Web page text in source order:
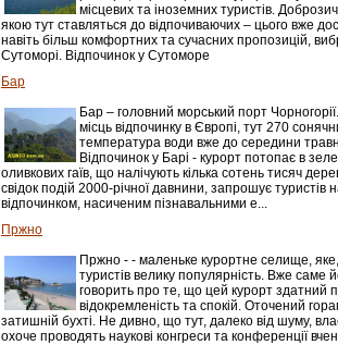
місцевих та іноземних туристів.
якою тут ставляться до відпочиваючих – цього вже
навіть більш комфортних та сучасних пропозицій,
Сутоморі. Відпочинок у Сутоморе
Бар
Бар – головний морський порт
місць відпочинку в Європі, тут 270
температура води вже до середини
Відпочинок у Барі - курорт потопає в
оливкових гаїв, що налічують кілька сотень тисяч
свідок подій 2000-річної давнини, запрошує туристів
відпочинком, насиченим пізнавальними е...
Пржно
Пржно - - маленьке курортне селище,
туристів велику популярність. Вже саме
говорить про те, що цей курорт здатний
відокремленість та спокій. Оточений
затишній бухті. Не дивно, що тут, далеко від шуму,
охоче проводять наукові конгреси та конференції